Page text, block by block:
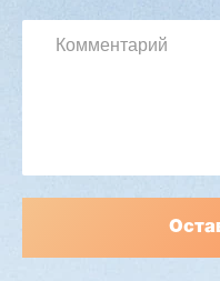
Станок проходного типа